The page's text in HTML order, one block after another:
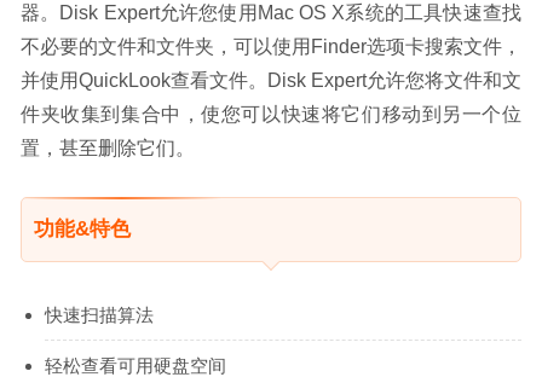
器。Disk Expert允许您使用Mac OS X系统的工具快速查找
不必要的文件和文件夹，可以使用Finder选项卡搜索文件，
并使用QuickLook查看文件。Disk Expert允许您将文件和文
件夹收集到集合中，使您可以快速将它们移动到另一个位
置，甚至删除它们。
功能&特色
快速扫描算法
轻松查看可用硬盘空间